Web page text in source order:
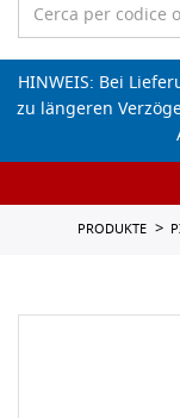
HINWEIS: Bei
zu längeren
PRODUKTE